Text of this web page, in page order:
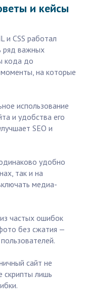
и кейсы
и CSS работал
ряд важных
кода до
на которые
использование
и удобства его
SEO и
удобно
так и на
медиа-
частых ошибок
без сжатия —
сайт не
скрипты лишь